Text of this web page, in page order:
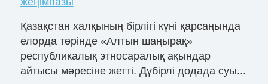
Қазақстан халқының бірлігі күні қарсаңында
елорда төрінде «Алтын шаңырақ»
республикалық этносаралық ақындар
айтысы мәресіне жетті. Дүбірлі додада суы...